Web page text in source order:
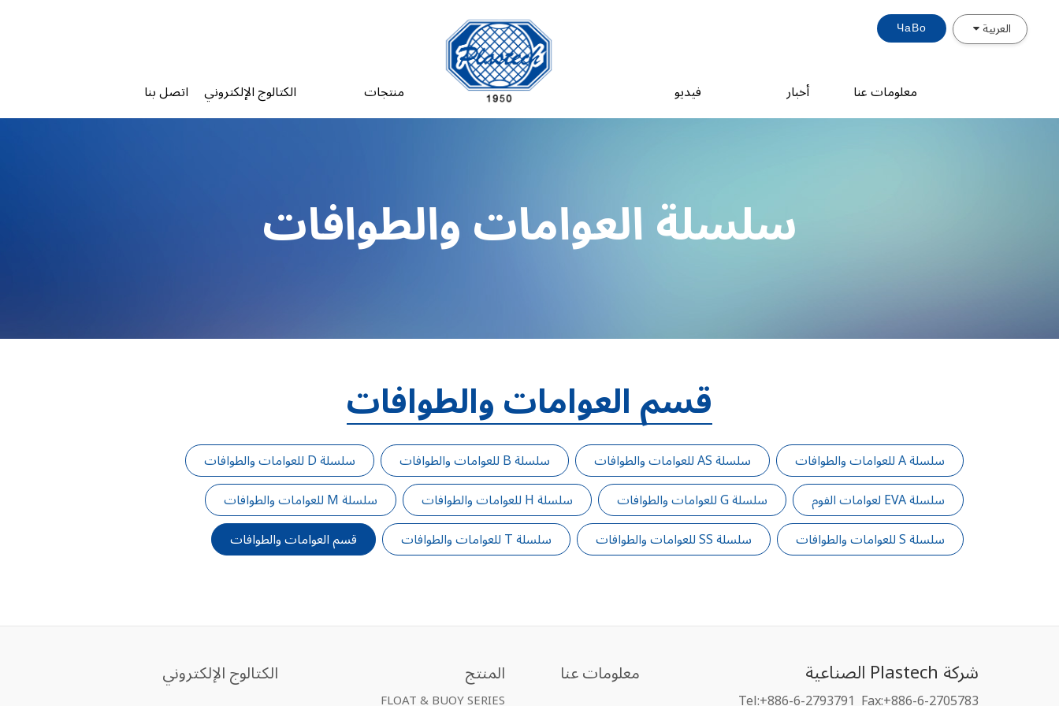
العربية ЧаВо
معلومات عنا أخبار فيديو منتجات الكتالوج الإلكتروني اتصل بنا
سلسلة العوامات والطوافات
قسم العوامات والطوافات
سلسلة A للعوامات والطوافات سلسلة AS للعوامات والطوافات سلسلة B للعوامات والطوافات
سلسلة D للعوامات والطوافات
سلسلة EVA لعوامات الفوم
سلسلة G للعوامات والطوافات سلسلة H للعوامات والطوافات
سلسلة M للعوامات والطوافات
سلسلة S للعوامات والطوافات
سلسلة SS للعوامات والطوافات سلسلة T للعوامات والطوافات قسم العوامات والطوافات
معلومات عنا
المنتج
FLOAT & BUOY SERIES
الكتالوج الإلكتروني
شركة Plastech الصناعية